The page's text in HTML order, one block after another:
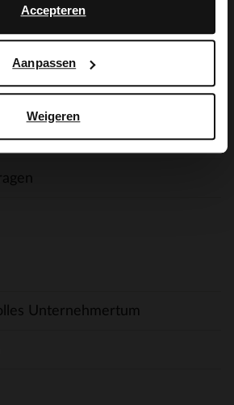
Accepteren
Aanpassen
Weigeren
Unternehmertum